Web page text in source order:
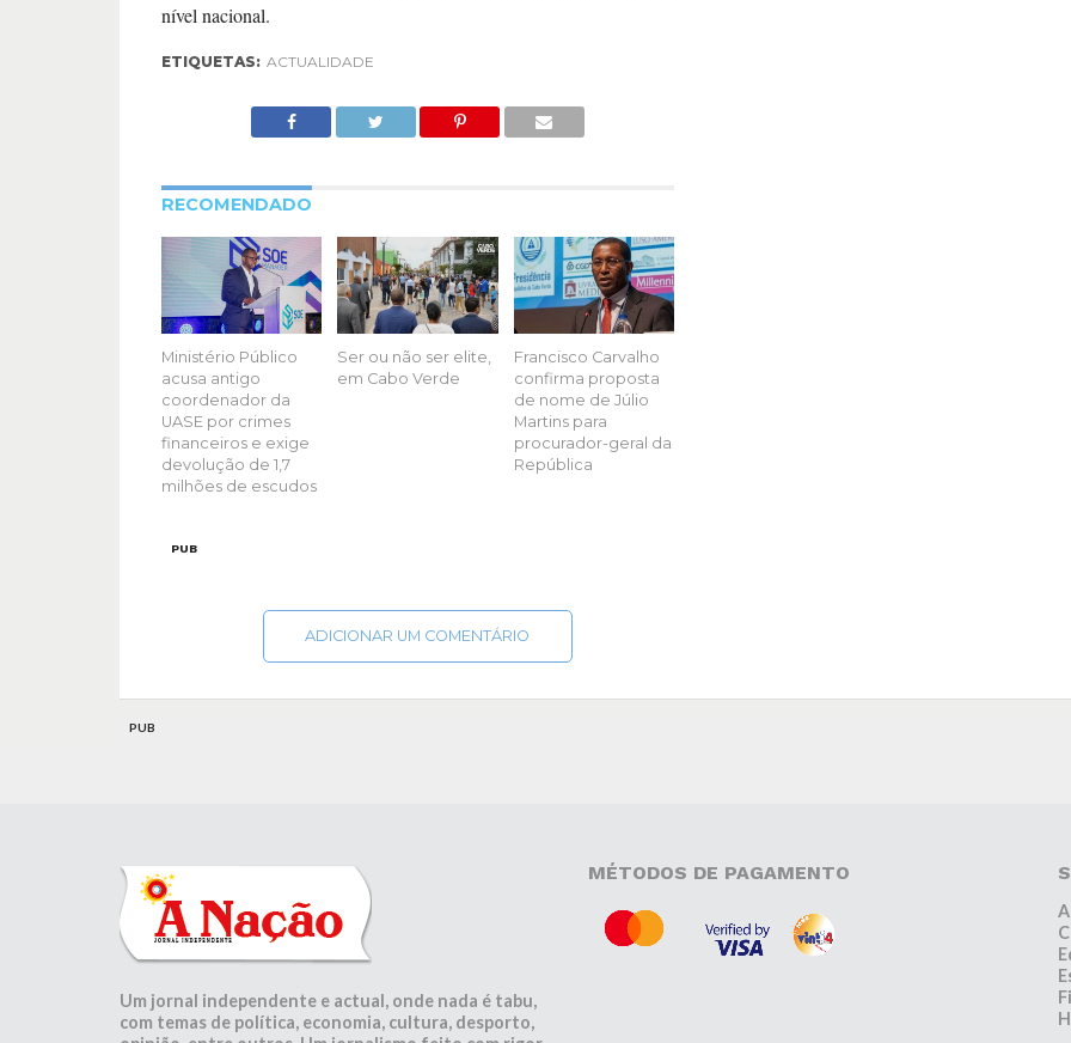
nível nacional.
ETIQUETAS: ACTUALIDADE
RECOMENDADO
Ministério Público
acusa antigo
coordenador da
UASE por crimes
financeiros e exige
devolução de 1,7
milhões de escudos
Ser ou não ser elite,
em Cabo Verde
Francisco Carvalho
confirma proposta
de nome de Júlio
Martins para
procurador-geral da
República
PUB
ADICIONAR UM COMENTÁRIO
PUB
Um jornal independente e actual, onde nada é tabu,
com temas de política, economia, cultura, desporto,
MÉTODOS DE PAGAMENTO